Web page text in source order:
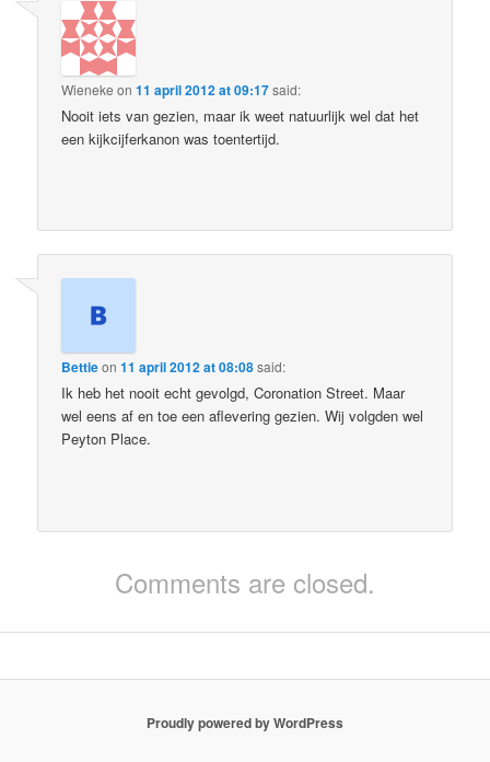
Wieneke on11 april 2012 at 09:17said:
Nooit iets van gezien, maar ik weet natuurlijk wel dat het
een kijkcijferkanon was toentertijd.
Bettieon11 april 2012 at 08:08said:
Ik heb het nooit echt gevolgd, Coronation Street. Maar
wel eens af en toe een aflevering gezien. Wij volgden wel
Peyton Place.
Comments are closed.
Proudly powered by WordPress